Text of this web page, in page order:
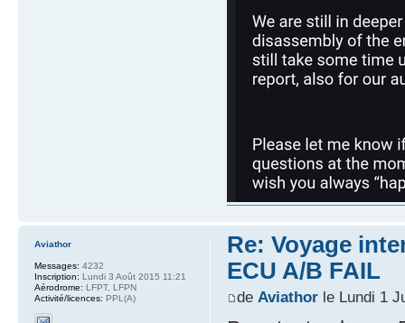
Re: Voyage
ECU A/B FAIL
de Aviathorle Lundi 1
Aviathor
Messages: 4232
Inscription: Lundi 3 Août 2015 11:21
Aérodrome: LFPT, LFPN
Activité/licences: PPL(A)